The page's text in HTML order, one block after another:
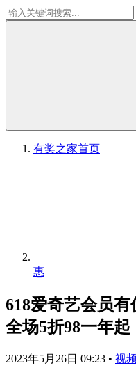
有奖之家首页
惠
618爱奇艺会员
全场5折98一年起
2023年5月26日 09:23 • 视